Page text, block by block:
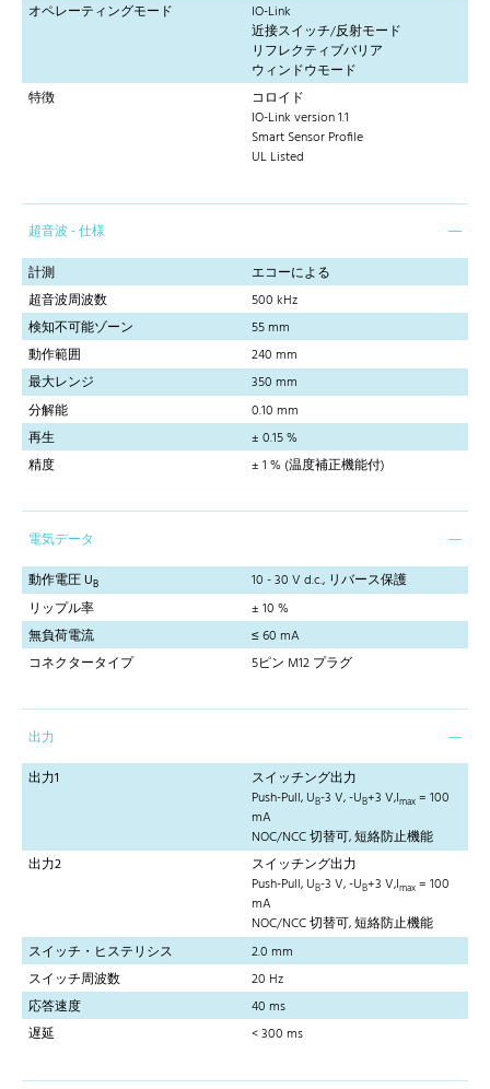
オペレーティングモード
IO-Link
近接スイッチ/反射モード
リフレクティブバリア
ウィンドウモード
特徴
コロイド
IO-Link version 1.1
Smart Sensor Profile
UL Listed
超音波 - 仕様
計測
エコーによる
超音波周波数
500 kHz
検知不可能ゾーン
55 mm
動作範囲
240 mm
最大レンジ
350 mm
分解能
0.10 mm
再生
± 0.15 %
精度
± 1 % (温度補正機能付)
電気データ
動作電圧 UB
10 - 30 V d.c., リバース保護
リップル率
± 10 %
無負荷電流
≤ 60 mA
コネクタータイプ
5ピン M12 プラグ
出力
出力1
スイッチング出力
Push-Pull, UB-3 V, -UB+3 V,Imax = 100
mA
NOC/NCC 切替可, 短絡防止機能
出力2
スイッチング出力
Push-Pull, UB-3 V, -UB+3 V,Imax = 100
mA
NOC/NCC 切替可, 短絡防止機能
スイッチ・ヒステリシス
2.0 mm
スイッチ周波数
20 Hz
応答速度
40 ms
遅延
< 300 ms